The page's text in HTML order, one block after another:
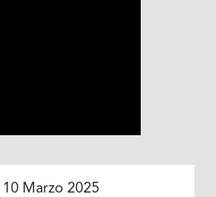
10 Marzo 2025